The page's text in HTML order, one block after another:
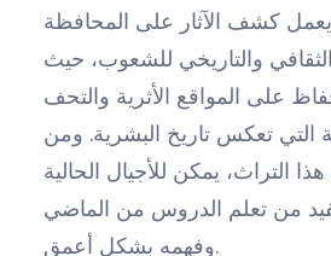
يعمل كشف الآثار على المحافظة
والتاريخي للشعوب، حيث
على المواقع الأثرية والتحف
التي تعكس تاريخ البشرية. ومن
التراث، يمكن للأجيال الحالية
من تعلم الدروس من الماضي
وفهمه بشكل أعمق.